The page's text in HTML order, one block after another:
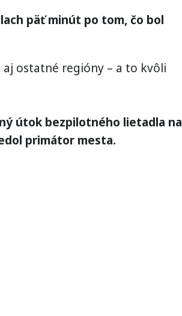
päť minút po tom, čo bol
ostatné regióny – a to kvôli
útok bezpilotného lietadla na
primátor mesta.